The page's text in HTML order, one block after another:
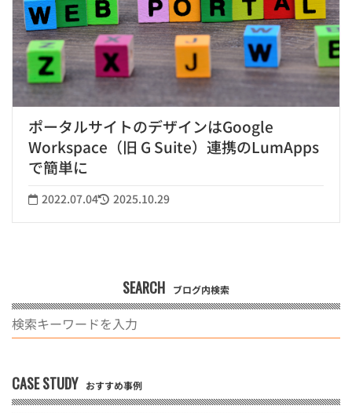
ポータルサイトのデザインはGoogle
Workspace（旧 G Suite）連携のLumApps
で簡単に
2022.07.04 2025.10.29
SEARCH ブログ内検索
CASE STUDY おすすめ事例